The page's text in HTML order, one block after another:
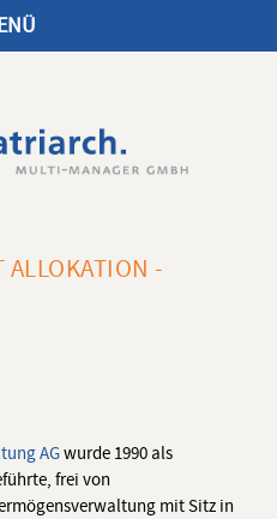
ALLOKATION -
AGwurde 1990 als
frei von
mit Sitz in